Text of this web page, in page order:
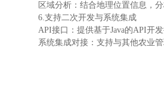
区域分析：结合地理位置信息，
6.支持二次开发与系统集成
API接口：提供基于Java的API开
系统集成对接：支持与其他农业